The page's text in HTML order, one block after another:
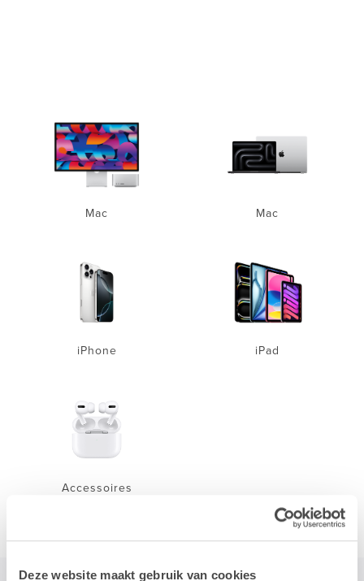
Deze website maakt gebruik van cookies
Mac Mac
iPhone iPad
Accessoires